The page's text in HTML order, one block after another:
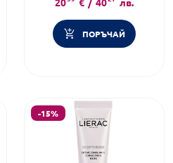
ПОРЪЧАЙ
-15%